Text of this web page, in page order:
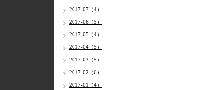
2017-07（4）
2017-06（5）
2017-05（4）
2017-04（5）
2017-03（5）
2017-02（6）
2017-01（4）